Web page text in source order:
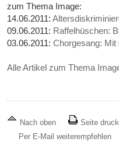
zum Thema Image:
14.06.2011:
09.06.2011: Raffelhüschen:
03.06.2011:Chorgesang: Mit
Alle Artikel zum Thema
Nach oben
Seite
Per E-Mail weiterempfehlen